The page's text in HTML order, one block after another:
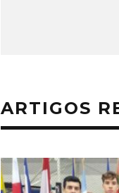
ARTIGOS